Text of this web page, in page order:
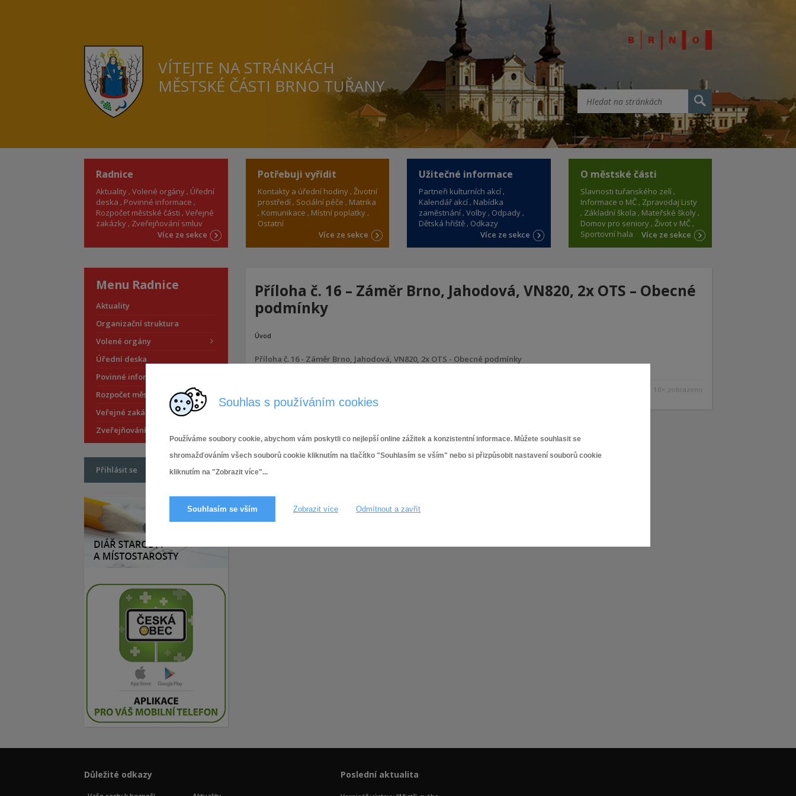
Souhlas s používáním cookies
Používáme soubory cookie, abychom vám poskytli co nejlepší online zážitek a konzistentní informace. Můžete souhlasit se
shromažďováním všech souborů cookie kliknutím na tlačítko "Souhlasím se vším" nebo si přizpůsobit nastavení souborů cookie
kliknutím na "Zobrazit více"...
Souhlasím se vším Zobrazit více Odmítnout a zavřít
VÍTEJTE NA STRÁNKÁCH
MĚSTSKÉ ČÁSTI BRNO TUŘANY
Radnice
Aktuality Volené orgány Úřední
deska
Povinné informace
Rozpočet městské části Veřejné
zakázky Zveřejňování smluv
Více ze sekce
Potřebuji vyřídit
Kontakty a úřední hodiny Životní
prostředí Sociální péče
Matrika
Komunikace
Místní poplatky
Ostatní
Více ze sekce
Užitečné informace
Partneři kulturních akcí
Kalendář akcí Nabídka
zaměstnání Volby Odpady
Dětská hřiště Odkazy
Více ze sekce
O městské části
Slavnosti tuřanského zelí
Informace o MČ Zpravodaj Listy
Základní škola
Mateřské školy
Domov pro seniory Život v MČ
Sportovní hala
Více ze sekce
Příloha č. 16 – Záměr Brno, Jahodová, VN820, 2x OTS – Obecné
podmínky
Úvod
Příloha č. 16 - Záměr Brno, Jahodová, VN820, 2x OTS - Obecné podmínky
10× zobrazeno
Menu Radnice
Aktuality
Organizační struktura
Volené orgány
Úřední deska
Povinné informace
Rozpočet městské části
Veřejné zakázky
Zveřejňování smluv
Přihlásit se
Důležité odkazy Poslední aktualita